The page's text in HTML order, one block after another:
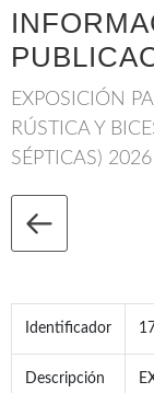
EXPOSICIÓN
RÚSTICA Y
SÉPTICAS) 2026
Identificador
Descripción